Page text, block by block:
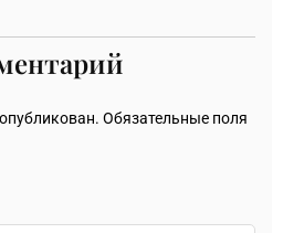
Обязательные поля